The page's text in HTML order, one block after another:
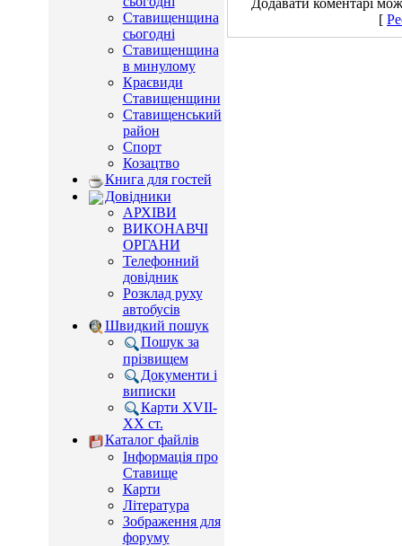
Ставищенщина
сьогодні
Ставищенщина
в минулому
Краєвиди
Ставищенщини
Ставищенський
район
Спорт
Козацтво
Книга для гостей
Довідники
АРХІВИ
ВИКОНАВЧІ
ОРГАНИ
Телефонний
довідник
Розклад руху
автобусів
Швидкий пошук
Пошук за
прізвищем
Документи і
виписки
Карти XVII-
XX ст.
Каталог файлів
Інформація про
Ставище
Карти
Література
Зображення для
форуму
Додавати коментарі
[